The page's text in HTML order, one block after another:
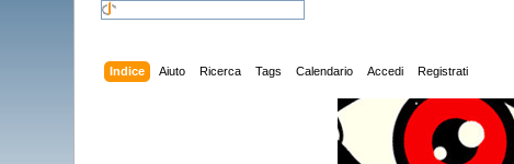
Indice Aiuto Ricerca Tags Calendario Accedi Registrati